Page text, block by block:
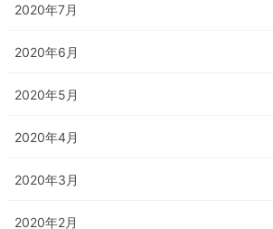
2020年7月
2020年6月
2020年5月
2020年4月
2020年3月
2020年2月